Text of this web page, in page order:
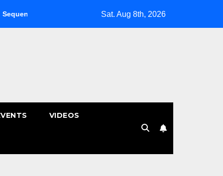
Clinic คลินิกกายภาพบำบัด | หมอนรองกระดูกทับเส้น
Sat. Aug 8th, 2026
VIDEOS